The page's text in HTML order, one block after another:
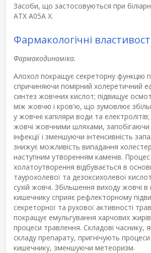
Засоби, що застосовуються при
АТХ А05А Х.
Фармакологічні
Фармакодинаміка.
Алохол покращує секреторну функцію
спричиняючи помірний холеретичний
синтез жовчних кислот; підвищує
між жовчю і кров'ю, що зумовлює
у жовчні капіляри води та
жовчі жовчними шляхами,
інфекції і зменшуючи інтенсивність
знижує можливість випадання
наступним утворенням каменів. Процес
холатоутворення відбувається в
таурохолевої та дезоксихолевої
сухій жовчі. Збільшення виходу жовчі в
кишечнику сприяє рефлекторному
секреторної та рухової активності
покращує емульгування харчових
процеси травлення. Складові часнику,
складу препарату, пригнічують
кишечнику, зменшуючи метеоризм.